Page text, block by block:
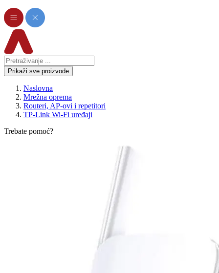
Prikaži sve proizvode
Naslovna
Mrežna oprema
Routeri, AP-ovi i repetitori
TP-Link Wi-Fi uređaji
Trebate pomoć?